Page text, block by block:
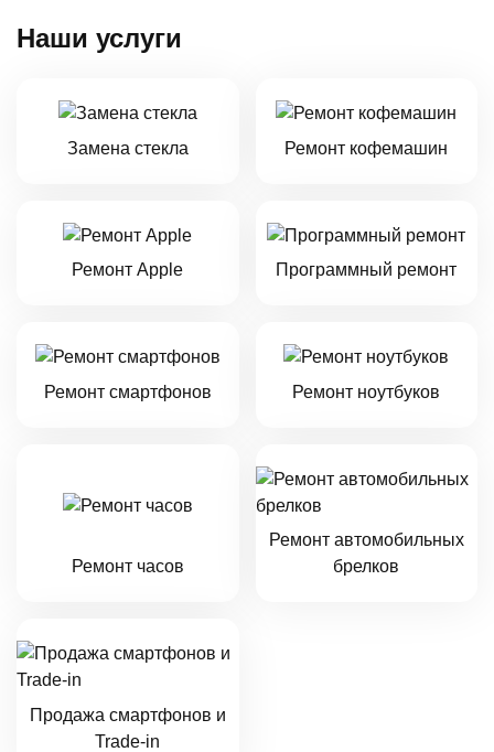
Наши услуги
Замена стекла Ремонт кофемашин
Ремонт Apple Программный ремонт
Ремонт смартфонов Ремонт ноутбуков
Ремонт часов
Ремонт автомобильных
брелков
Продажа смартфонов и
Trade-in